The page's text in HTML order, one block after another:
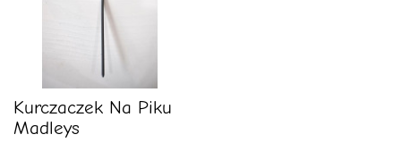
Kurczaczek Na Piku
Madleys